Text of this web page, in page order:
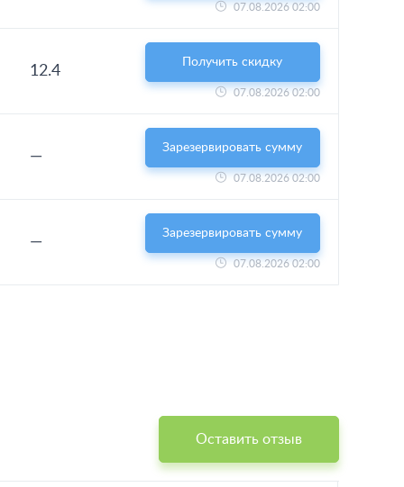
07.08.2026 02:00
12.4
Получить скидку
07.08.2026 02:00
—
Зарезервировать сумму
07.08.2026 02:00
—
Зарезервировать сумму
07.08.2026 02:00
Оставить отзыв